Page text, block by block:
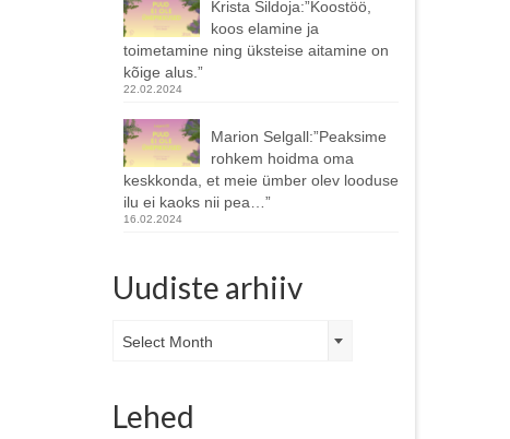
Krista Sildoja:”Koostöö,
koos elamine ja
toimetamine ning üksteise aitamine on
kõige alus.”
22.02.2024
Marion Selgall:”Peaksime
rohkem hoidma oma
keskkonda, et meie ümber olev looduse
ilu ei kaoks nii pea…”
16.02.2024
Uudiste arhiiv
arhiiv
Select Month
Lehed